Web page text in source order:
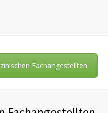
Fachangestellten